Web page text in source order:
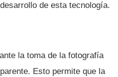
de esta tecnologí­a.
la toma de la fotografí­a
Esto permite que la